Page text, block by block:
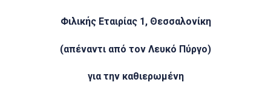
Φιλικής Εταιρίας 1, Θεσσαλονίκη
(απέναντι από τον Λευκό Πύργο)
για την καθιερωμένη